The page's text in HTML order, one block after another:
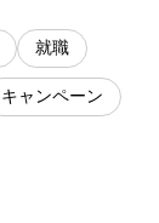
就職
キャンペーン